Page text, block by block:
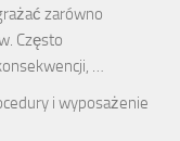
zarówno
Często
…
i wyposażenie